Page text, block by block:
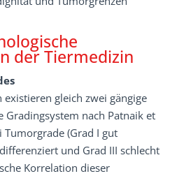
der Tiermedizin
gleich zwei gängige
Gradingsystem nach Patnaik et
(Grad I gut
und Grad III schlecht
Korrelation dieser